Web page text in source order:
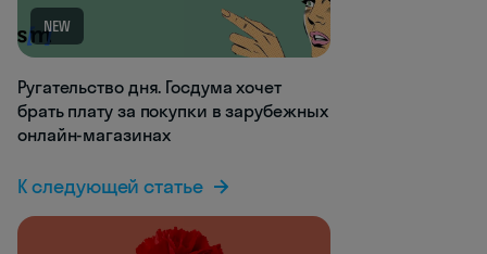
NEW
Ругательство дня. Госдума хочет
брать плату за покупки в зарубежных
онлайн-магазинах
К следующей статье